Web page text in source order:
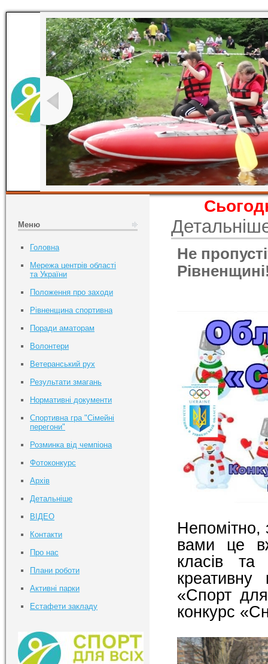
Не
Непомітно,
вами це
класів
«Спорт
конкурс
Меню
Головна
Мережа центрів області
та України
Положення про заходи
Рівненщина спортивна
Поради аматорам
Волонтери
Ветеранський рух
Результати змагань
Нормативні документи
Спортивна гра "Сімейні
перегони"
Розминка від чемпіона
Фотоконкурс
Архів
Детальніше
ВІДЕО
Контакти
Про нас
Плани роботи
Активні парки
Естафети закладу